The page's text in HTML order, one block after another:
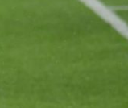
del orgullo